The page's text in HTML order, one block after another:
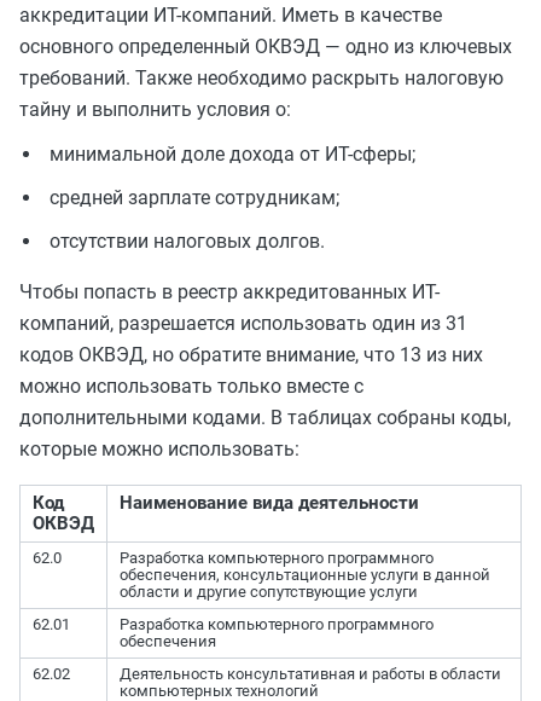
аккредитации ИТ-компаний. Иметь в качестве
основного определенный ОКВЭД — одно из ключевых
требований. Также необходимо раскрыть налоговую
тайну и выполнить условия о:
минимальной доле дохода от ИТ-сферы;
средней зарплате сотрудникам;
отсутствии налоговых долгов.
Чтобы попасть в реестр аккредитованных ИТ-
компаний, разрешается использовать один из 31
кодов ОКВЭД, но обратите внимание, что 13 из них
можно использовать только вместе с
дополнительными кодами. В таблицах собраны коды,
которые можно использовать:
Код
ОКВЭД
Наименование вида деятельности
62.0
Разработка компьютерного программного
обеспечения, консультационные услуги в данной
области и другие сопутствующие услуги
62.01
Разработка компьютерного программного
обеспечения
62.02
Деятельность консультативная и работы в области
компьютерных технологий